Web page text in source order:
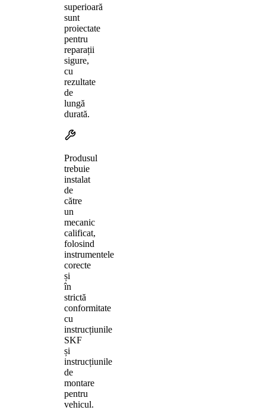
superioară
sunt
proiectate
pentru
reparații
sigure,
cu
rezultate
de
lungă
durată.
Produsul
trebuie
instalat
de
către
un
mecanic
calificat,
folosind
instrumentele
corecte
și
în
strictă
conformitate
cu
instrucțiunile
SKF
și
instrucțiunile
de
montare
pentru
vehicul.